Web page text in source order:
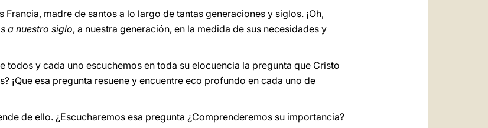
Francia, madre de santos a lo largo de tantas generaciones y siglos. ¡Oh,
a nuestro siglo, a nuestra generación, en la medida de sus necesidades y
todos y cada uno escuchemos en toda su elocuencia la pregunta que Cristo
¡Que esa pregunta resuene y encuentre eco profundo en cada uno de
de ello. ¿Escucharemos esa pregunta ¿Comprenderemos su importancia?